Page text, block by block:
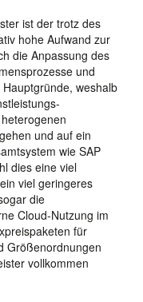
ist der trotz des
hohe Aufwand zur
die Anpassung des
und
weshalb
und auf ein
wie SAP
dies eine viel
viel geringeres
die
Cloud-Nutzung im
für
Größenordnungen
vollkommen